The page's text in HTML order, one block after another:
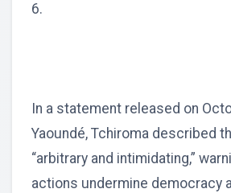
6.
In a statement released on
Yaoundé, Tchiroma described
“arbitrary and intimidating,”
actions undermine democracy